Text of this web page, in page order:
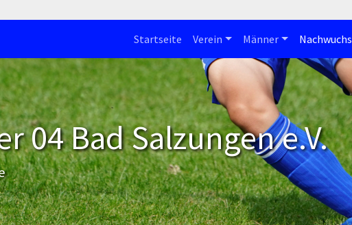
Startseite Verein Männer Nachwuchs
04 Bad Salzungen e.V.